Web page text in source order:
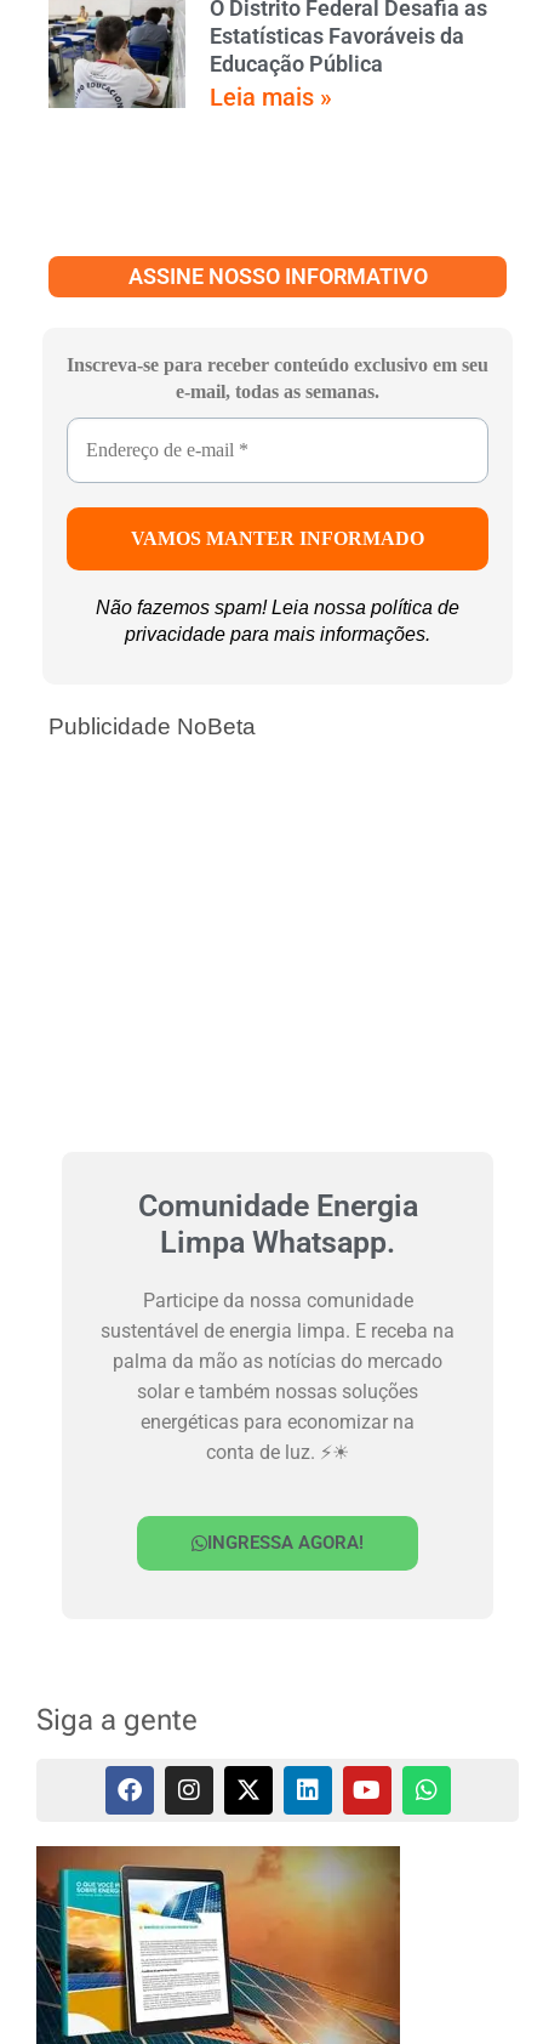
O Distrito Federal Desafia as
Estatísticas Favoráveis da
Educação Pública
Leia mais »
ASSINE NOSSO INFORMATIVO
Inscreva-se para receber conteúdo exclusivo em seu
e-mail, todas as semanas.
Não fazemos spam! Leia nossa política de
privacidade para mais informações.
Publicidade NoBeta
Comunidade Energia
Limpa Whatsapp.
Participe da nossa comunidade
sustentável de energia limpa. E receba na
palma da mão as notícias do mercado
solar e também nossas soluções
energéticas para economizar na
conta de luz. ⚡☀
INGRESSA AGORA!
Siga a gente